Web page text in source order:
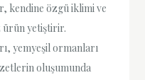
kendine özgü iklimi ve
yetiştirir.
yemyeşil ormanları
oluşumunda